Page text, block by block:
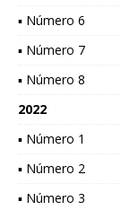
▪ Número 6
▪ Número 7
▪ Número 8
2022
▪ Número 1
▪ Número 2
▪ Número 3